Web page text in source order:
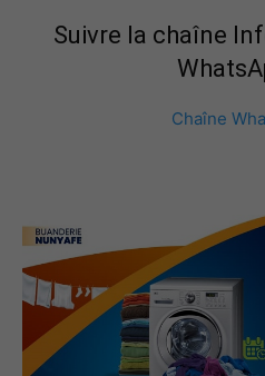
Suivre la chaîne
Chaîne